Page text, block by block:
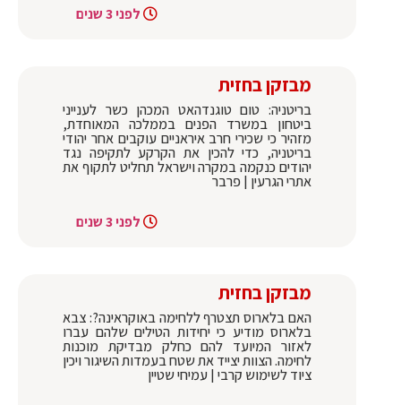
לפני 3 שנים
מבזקן בחזית
בריטניה: טום טוגנדהאט המכהן כשר לענייני
ביטחון במשרד הפנים בממלכה המאוחדת,
מזהיר כי שכירי חרב איראניים עוקבים אחר יהודי
בריטניה, כדי להכין את הקרקע לתקיפה נגד
יהודים כנקמה במקרה וישראל תחליט לתקוף את
אתרי הגרעין | פרבר
לפני 3 שנים
מבזקן בחזית
האם בלארוס תצטרף ללחימה באוקראינה?: צבא
בלארוס מודיע כי יחידות הטילים שלהם עברו
לאזור המיועד להם כחלק מבדיקת מוכנות
לחימה. הצוות יצייד את שטח בעמדות השיגור ויכין
ציוד לשימוש קרבי | עמיחי שטיין